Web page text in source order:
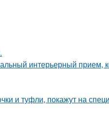
интерьерный прием,
и туфли, покажут на